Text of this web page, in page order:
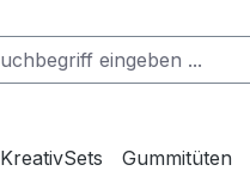
KreativSets Gummitüten